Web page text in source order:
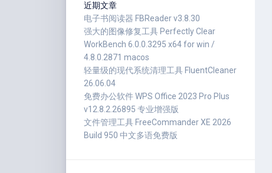
近期文章
电子书阅读器 FBReader v3.8.30
强大的图像修复工具 Perfectly Clear
WorkBench 6.0.0.3295 x64 for win /
4.8.0.2871 macos
轻量级的现代系统清理工具 FluentCleaner
26.06.04
免费办公软件 WPS Office 2023 Pro Plus
v12.8.2.26895 专业增强版
文件管理工具 FreeCommander XE 2026
Build 950 中文多语免费版